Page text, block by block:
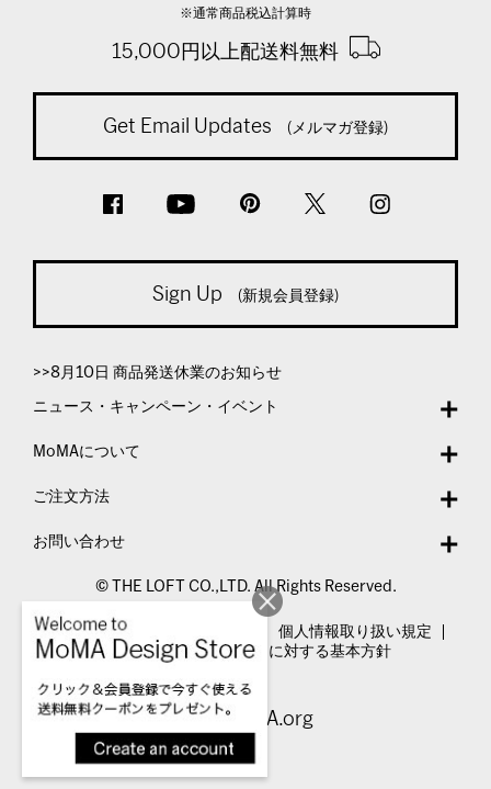
※通常商品税込計算時
15,000円以上配送料無料
Get Email Updates (メルマガ登録)
Sign Up (新規会員登録)
>>8月10日 商品発送休業のお知らせ
ニュース・キャンペーン・イベント
MoMAについて
ご注文方法
お問い合わせ
© THE LOFT CO.,LTD. All Rights Reserved.
特定商取引法表示
個人情報取り扱い規定
カスタマーハラスメントに対する基本方針
Visit MoMA.org